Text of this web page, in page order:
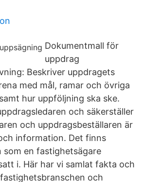
Dokumentmall för
uppdrag
Beskriver uppdragets
med mål, ramar och övriga
hur uppföljning ska ske.
och säkerställer
och uppdragsbeställaren är
information. Det finns
som en fastighetsägare
i. Här har vi samlat fakta och
och